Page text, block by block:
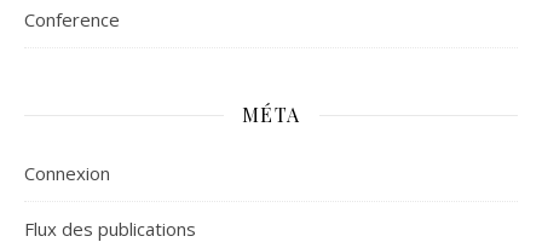
Сonference
MÉTA
Connexion
Flux des publications